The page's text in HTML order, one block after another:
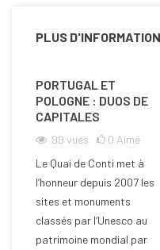
PLUS
PORTUGAL ET
POLOGNE : DUOS DE
CAPITALES
99 vues 0 Aimé
Le Quai de Conti met à
l’honneur depuis 2007 les
sites et monuments
classés par l’Unesco au
patrimoine mondial par